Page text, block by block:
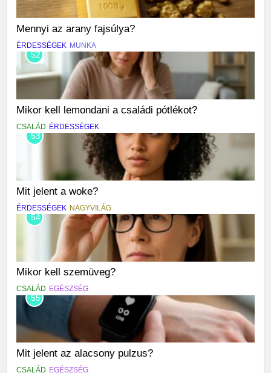
Mennyi az arany fajsúlya?
ÉRDESSÉGEK MUNKA
52
Mikor kell lemondani a családi pótlékot?
CSALÁD ÉRDESSÉGEK
53
Mit jelent a woke?
ÉRDESSÉGEK NAGYVILÁG
54
Mikor kell szemüveg?
CSALÁD EGÉSZSÉG
55
Mit jelent az alacsony pulzus?
CSALÁD EGÉSZSÉG